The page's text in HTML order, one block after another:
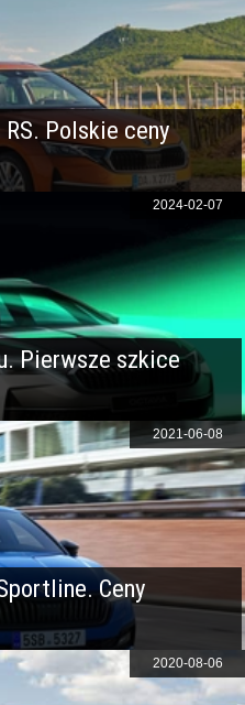
Polskie ceny
Pierwsze szkice
2024-02-07
Ceny
2021-06-08
2020-08-06